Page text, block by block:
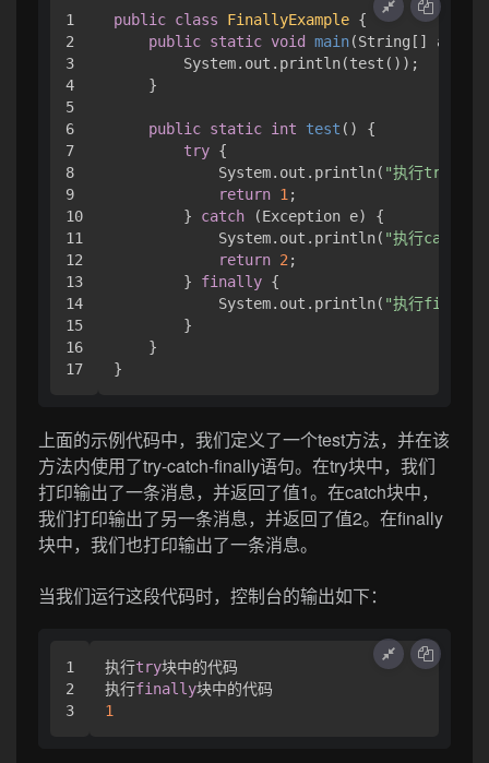
1
2
3
4
5
6
7
8
9
10
11
12
13
14
15
16
public class FinallyExample {
public static void main(String[] args)
        System.out.println(test());
    }
public static int test ()
{
try {
            System.out.println(
"执行try块中
return 1 ;
        }
catch (Exception e) {
            System.out.println(
"执行catch块
return 2 ;
        }
finally {
            System.out.println(
"执行finally
        }
    }
上面的示例代码中，我们定义了一个test方法，并在该
方法内使用了try-catch-finally语句。在try块中，我们
打印输出了一条消息，并返回了值1。在catch块中，
我们打印输出了另一条消息，并返回了值2。在finally
块中，我们也打印输出了一条消息。
当我们运行这段代码时，控制台的输出如下：
1
2
执行try块中的代码
执行finally
1